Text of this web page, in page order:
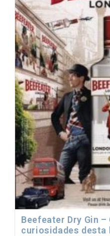
Beefeater Dry Gin
curiosidades desta